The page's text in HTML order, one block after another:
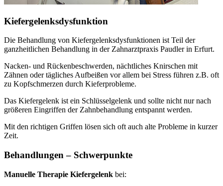
Kiefergelenksdysfunktion
Die Behandlung von Kiefergelenksdysfunktionen ist Teil der
ganzheitlichen Behandlung in der Zahnarztpraxis Paudler in Erfurt.
Nacken- und Rückenbeschwerden, nächtliches Knirschen mit
Zähnen oder tägliches Aufbeißen vor allem bei Stress führen z.B. oft
zu Kopfschmerzen durch Kieferprobleme.
Das Kiefergelenk ist ein Schlüsselgelenk und sollte nicht nur nach
größeren Eingriffen der Zahnbehandlung entspannt werden.
Mit den richtigen Griffen lösen sich oft auch alte Probleme in kurzer
Zeit.
Behandlungen – Schwerpunkte
Manuelle Therapie Kiefergelenk bei: